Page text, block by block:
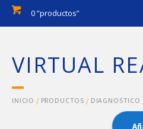
0 ”productos”
VIRTUAL
INICIO / PRODUCTOS / DIAGNOSTICO